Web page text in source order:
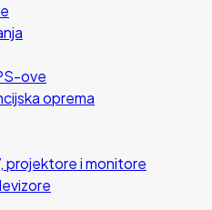
ove
oprema
projektore i monitore